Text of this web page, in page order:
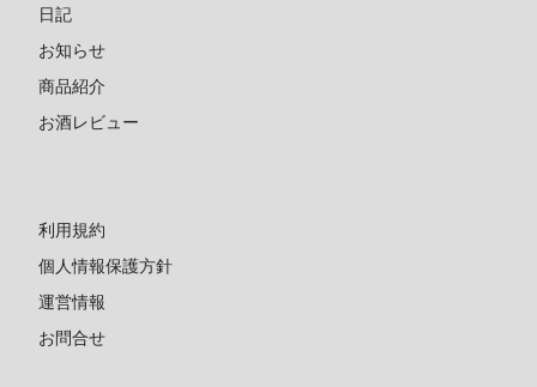
日記
お知らせ
商品紹介
お酒レビュー
利用規約
個人情報保護方針
運営情報
お問合せ